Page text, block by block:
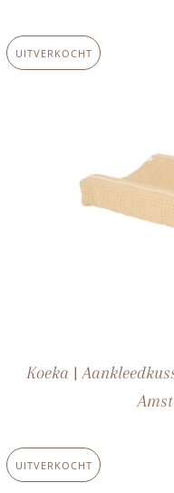
UITVERKOCHT
Koeka |
UITVERKOCHT